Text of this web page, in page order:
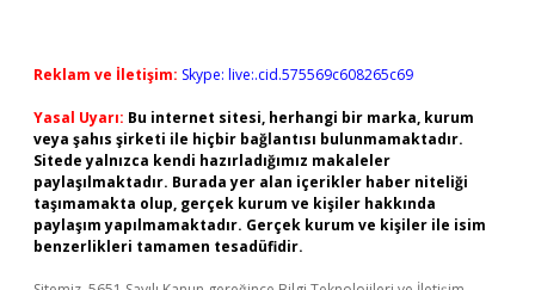
Reklam ve İletişim: Skype: live:.cid.575569c608265c69
Yasal Uyarı: Bu internet sitesi, herhangi bir marka, kurum
veya şahıs şirketi ile hiçbir bağlantısı bulunmamaktadır.
Sitede yalnızca kendi hazırladığımız makaleler
paylaşılmaktadır. Burada yer alan içerikler haber niteliği
taşımamakta olup, gerçek kurum ve kişiler hakkında
paylaşım yapılmamaktadır. Gerçek kurum ve kişiler ile isim
benzerlikleri tamamen tesadüfidir.